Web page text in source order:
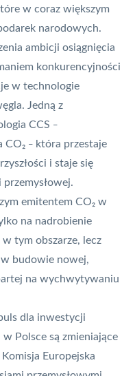
w coraz większym
narodowych.
ambicji osiągnięcia
konkurencyjności
w technologie
Jedną z
CCS –
CO₂ – która przestaje
i staje się
emitentem CO₂ w
na nadrobienie
tym obszarze, lecz
budowie nowej,
na wychwytywaniu
dla inwestycji
Polsce są zmieniające
Europejska